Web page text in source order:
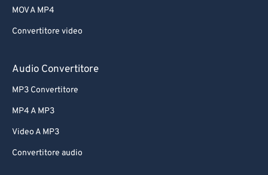
MOV A MP4
Convertitore video
Audio Convertitore
MP3 Convertitore
MP4 A MP3
Video A MP3
Convertitore audio